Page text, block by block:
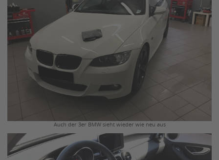
Auch der 3er BMW sieht wieder wie neu aus